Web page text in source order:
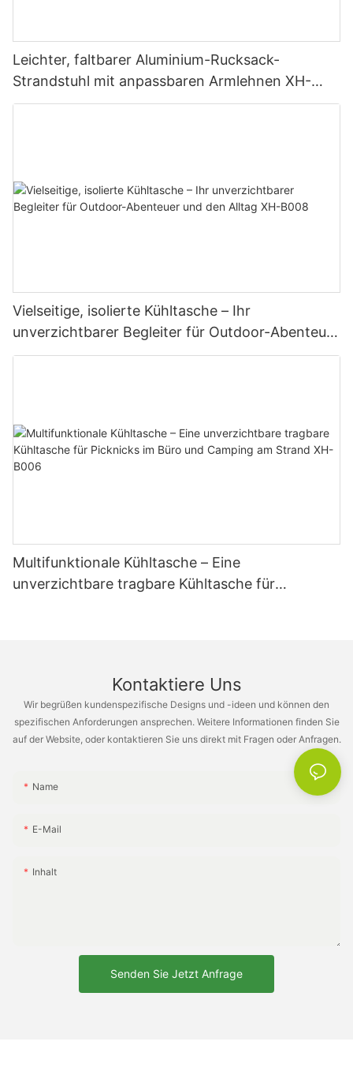
Leichter, faltbarer Aluminium-Rucksack-
Strandstuhl mit anpassbaren Armlehnen XH-
T036
Vielseitige, isolierte Kühltasche – Ihr
unverzichtbarer Begleiter für Outdoor-Abenteuer
und den Alltag XH-B008
Multifunktionale Kühltasche – Eine
unverzichtbare tragbare Kühltasche für
Kontaktiere Uns
Wir begrüßen kundenspezifische Designs und -ideen und können den
spezifischen Anforderungen ansprechen. Weitere Informationen finden Sie
auf der Website, oder kontaktieren Sie uns direkt mit Fragen oder Anfragen.
Name
E-Mail
Inhalt
Senden Sie Jetzt Anfrage